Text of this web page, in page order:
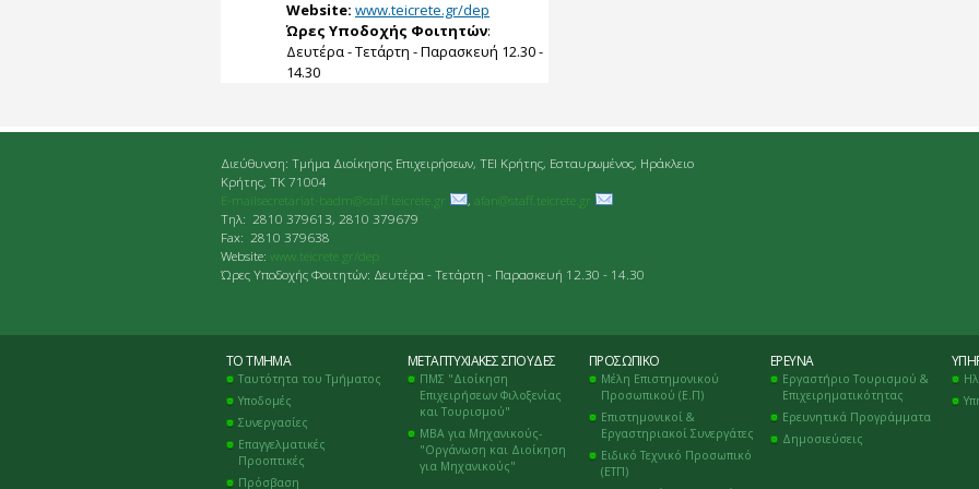
Website: www.teicrete.gr/dep
Ώρες Υποδοχής Φοιτητών:
Δευτέρα - Τετάρτη - Παρασκευή 12.30 -
14.30
Διεύθυνση: Τμήμα Διοίκησης Επιχειρήσεων, ΤΕΙ Κρήτης, Εσταυρωμένος, Ηράκλειο
Κρήτης, ΤΚ 71004
E-mailsecretariat-badm@staff.teicrete.gr
, afan@staff.teicrete.gr
Tηλ: 2810 379613, 2810 379679
Fax: 2810 379638
Website: www.teicrete.gr/dep
Ώρες Υποδοχής Φοιτητών: Δευτέρα - Τετάρτη - Παρασκευή 12.30 - 14.30
ΤΟ ΤΜΉΜΑ
Ταυτότητα του Τμήματος
Υποδομές
Συνεργασίες
Επαγγελματικές
Προοπτικές
Πρόσβαση
ΜΕΤΑΠΤΥΧΙΑΚΈΣ ΣΠΟΥΔΈΣ
ΠΜΣ "Διοίκηση
Επιχειρήσεων Φιλοξενίας
και Τουρισμού"
ΜΒΑ για Μηχανικούς-
"Οργάνωση και Διοίκηση
για Μηχανικούς"
ΠΡΟΣΩΠΙΚΌ
Μέλη Επιστημονικού
Προσωπικού (Ε.Π)
Επιστημονικοί &
Εργαστηριακοί Συνεργάτες
Ειδικό Τεχνικό Προσωπικό
(ΕΤΠ)
ΈΡΕΥΝΑ
Εργαστήριο Τουρισμού &
Επιχειρηματικότητας
Ερευνητικά Προγράμματα
Δημοσιεύσεις